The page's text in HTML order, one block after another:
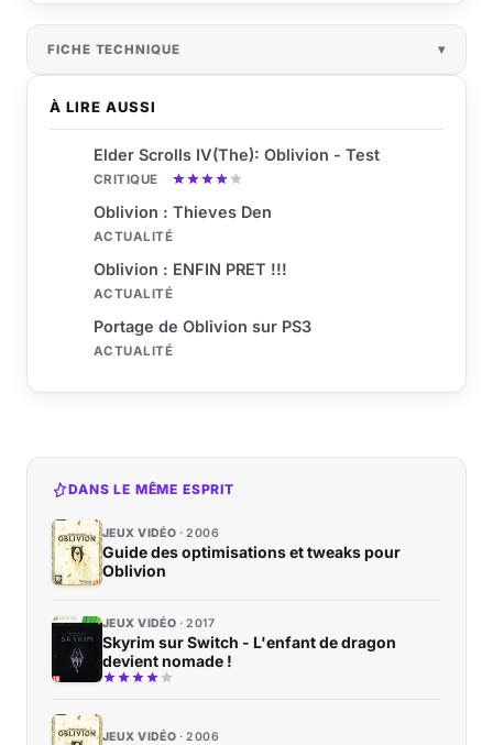
À LIRE AUSSI
Elder Scrolls IV(The): Oblivion - Test
CRITIQUE
Oblivion : Thieves Den
ACTUALITÉ
Oblivion : ENFIN PRET !!!
ACTUALITÉ
Portage de Oblivion sur PS3
ACTUALITÉ
FICHE TECHNIQUE
DANS LE MÊME ESPRIT
JEUX VIDÉO 2006
Guide des optimisations et tweaks pour
Oblivion
JEUX VIDÉO 2017
Skyrim sur Switch - L'enfant de dragon
devient nomade !
JEUX VIDÉO 2006